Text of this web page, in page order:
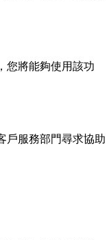
您將能夠使用該功
戶服務部門尋求協助